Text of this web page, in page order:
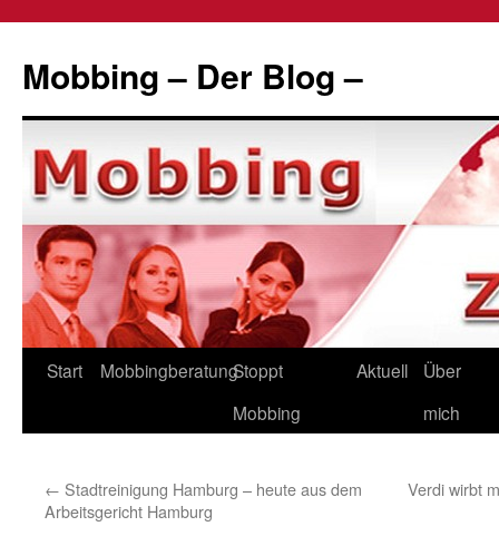
springen
Mobbing – Der Blog –
Start MobbingberatungStoppt
Mobbing
Aktuell
Über
mich
← Stadtreinigung Hamburg – heute aus dem
Arbeitsgericht Hamburg
Verdi wirbt